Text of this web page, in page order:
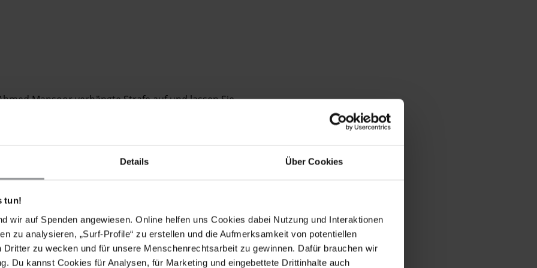
Details Über Cookies
tun!
wir auf Spenden angewiesen. Online helfen uns Cookies dabei Nutzung und Interaktionen
zu analysieren, „Surf-Profile“ zu erstellen und die Aufmerksamkeit von potentiellen
Dritter zu wecken und für unsere Menschenrechtsarbeit zu gewinnen. Dafür brauchen wir
Du kannst Cookies für Analysen, für Marketing und eingebettete Drittinhalte auch
Mansoor verhängte Strafe auf und lassen Sie
ein gewaltloser politischer Gefangener ist, der sich
freie Meinungsäußerung, dazu zählt seine
hat.
unter Bedingungen festgehalten wird, die
zudem vor Folter und anderer Misshandlung
Familie und jeder erforderlichen
Beobachter_innen Zugang zu Ahmed